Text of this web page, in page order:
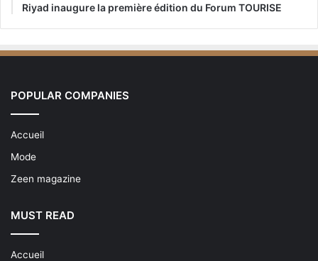
Riyad inaugure la première édition du Forum TOURISE
POPULAR COMPANIES
Accueil
Mode
Zeen magazine
MUST READ
Accueil